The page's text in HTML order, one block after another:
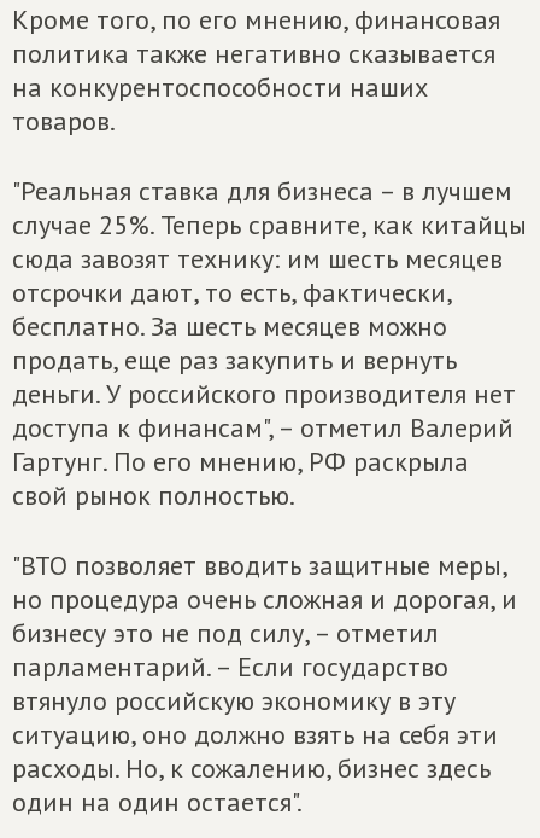
Кроме того, по его мнению, финансовая
политика также негативно сказывается
на конкурентоспособности наших
товаров.
"Реальная ставка для бизнеса – в лучшем
случае 25%. Теперь сравните, как китайцы
сюда завозят технику: им шесть месяцев
отсрочки дают, то есть, фактически,
бесплатно. За шесть месяцев можно
продать, еще раз закупить и вернуть
деньги. У российского производителя нет
доступа к финансам", – отметил Валерий
Гартунг. По его мнению, РФ раскрыла
свой рынок полностью.
"ВТО позволяет вводить защитные меры,
но процедура очень сложная и дорогая, и
бизнесу это не под силу, – отметил
парламентарий. – Если государство
втянуло российскую экономику в эту
ситуацию, оно должно взять на себя эти
расходы. Но, к сожалению, бизнес здесь
один на один остается".